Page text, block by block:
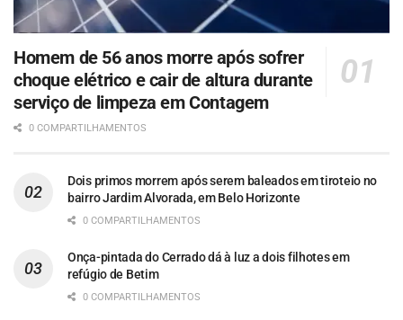
Homem de 56 anos morre após sofrer
choque elétrico e cair de altura durante
serviço de limpeza em Contagem
0 COMPARTILHAMENTOS
Dois primos morrem após serem baleados em tiroteio no
bairro Jardim Alvorada, em Belo Horizonte
0 COMPARTILHAMENTOS
Onça-pintada do Cerrado dá à luz a dois filhotes em
refúgio de Betim
0 COMPARTILHAMENTOS